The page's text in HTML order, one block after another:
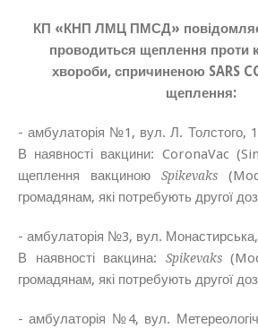
КП «КНП ЛМЦ ПМСД»
проводиться щеплення проти
хвороби, спричиненою SARS
щеплення:
- амбулаторія №1, вул. Л. Толстого,
В наявності вакцини: CoronaVac
щеплення вакциною Spikevaks
громадянам, які потребують другої
- амбулаторія №3, вул.
В наявності вакцина: Spikevaks
громадянам, які потребують другої
- амбулаторія №4, вул.